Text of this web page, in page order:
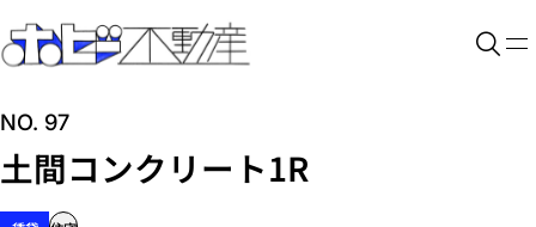
NO. 97
土間コンクリート1R